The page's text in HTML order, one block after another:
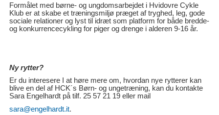
Formålet med børne- og ungdomsarbejdet i Hvidovre Cykle
Klub er at skabe et træningsmiljø præget af tryghed, leg, gode
sociale relationer og lyst til idræt som platform for både bredde-
og konkurrencecykling for piger og drenge i alderen 9-16 år.
Ny rytter?
Er du interesere I at høre mere om, hvordan nye rytterer kan
blive en del af HCK´s Børn- og ungetræning, kan du kontakte
Sara Engelhardt på tilf. 25 57 21 19 eller mail
sara@engelhardt.it.